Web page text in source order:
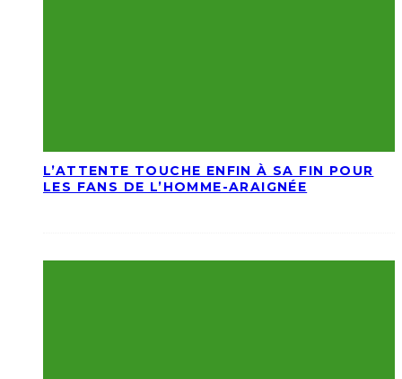
L’ATTENTE TOUCHE ENFIN À SA FIN POUR
LES FANS DE L’HOMME-ARAIGNÉE